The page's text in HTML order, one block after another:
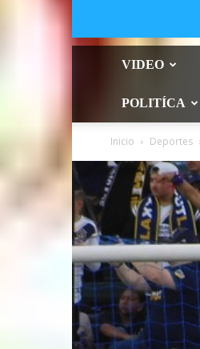
VIDEO
POLITÍCA
Inicio Deportes